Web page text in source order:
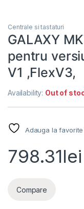
Centrale si tastaturi
GALAXY
pentru
V1 ,FlexV3,
Availability: Out of
Adauga la favorite
798.31lei
Compare